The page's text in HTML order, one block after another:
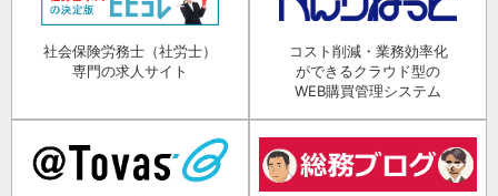
社会保険労務士（社労士）
専門の求人サイト
コスト削減・業務効率化
ができるクラウド型の
WEB購買管理システム